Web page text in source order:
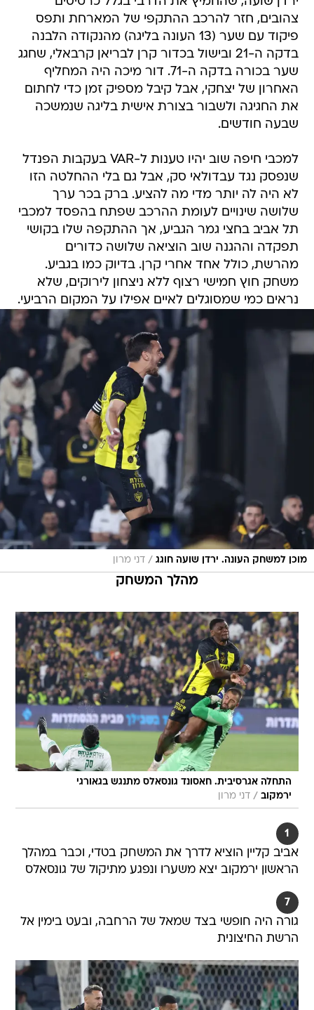
צהובים, חזר להרכב ההתקפי של המארחת ותפס
פיקוד עם שער (13 העונה בליגה) מהנקודה הלבנה
בדקה ה-21 ובישול בכדור קרן לבריאן קרבאלי, שחגג
שער בכורה בדקה ה-71. דור מיכה היה המחליף
האחרון של יצחקי, אבל קיבל מספיק זמן כדי לחתום
את החגיגה ולשבור בצורת אישית בליגה שנמשכה
שבעה חודשים.
למכבי חיפה שוב יהיו טענות ל-VAR בעקבות הפנדל
שנפסק נגד עבדולאי סק, אבל גם בלי ההחלטה הזו
לא היה לה יותר מדי מה להציע. ברק בכר ערך
שלושה שינויים לעומת ההרכב שפתח בהפסד למכבי
תל אביב בחצי גמר הגביע, אך ההתקפה שלו בקושי
תפקדה וההגנה שוב הוציאה שלושה כדורים
מהרשת, כולל אחד אחרי קרן. בדיוק כמו בגביע.
משחק חוץ חמישי רצוף ללא ניצחון לירוקים, שלא
נראים כמי שמסוגלים לאיים אפילו על המקום הרביעי.
מוכן למשחק העונה. ירדן שועה חוגג / דני מרון
מהלך המשחק
התחלה אגרסיבית. חאסונד גונסאלס מתנגש בגאורגי
ירמקוב / דני מרון
1
אביב קליין הוציא לדרך את המשחק בטדי, וכבר במהלך
הראשון ירמקוב יצא משערו ונפגע מתיקול של גונסאלס
7
גורה היה חופשי בצד שמאל של הרחבה, ובעט בימין אל
הרשת החיצונית